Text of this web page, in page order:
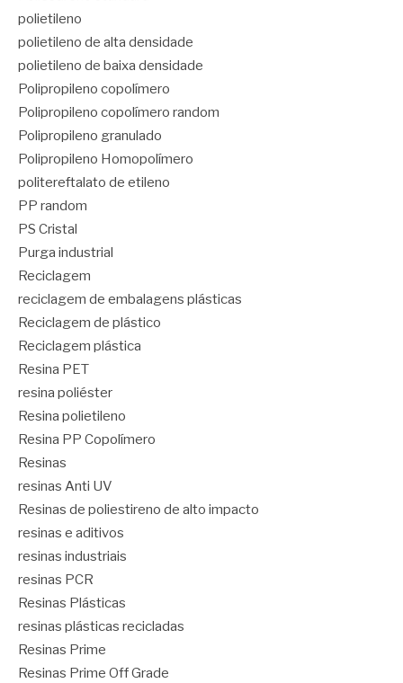
polietileno
polietileno de alta densidade
polietileno de baixa densidade
Polipropileno copolímero
Polipropileno copolímero random
Polipropileno granulado
Polipropileno Homopolímero
politereftalato de etileno
PP random
PS Cristal
Purga industrial
Reciclagem
reciclagem de embalagens plásticas
Reciclagem de plástico
Reciclagem plástica
Resina PET
resina poliéster
Resina polietileno
Resina PP Copolímero
Resinas
resinas Anti UV
Resinas de poliestireno de alto impacto
resinas e aditivos
resinas industriais
resinas PCR
Resinas Plásticas
resinas plásticas recicladas
Resinas Prime
Resinas Prime Off Grade